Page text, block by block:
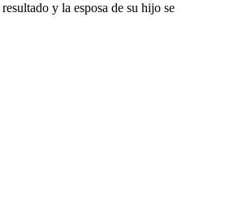
y la esposa de su hijo se